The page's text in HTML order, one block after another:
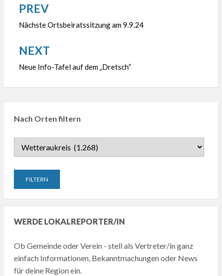
Beitragsnavigation
PREV
Nächste Ortsbeiratssitzung am 9.9.24
NEXT
Neue Info-Tafel auf dem „Dretsch“
Nach Orten filtern
WERDE LOKALREPORTER/IN
Ob Gemeinde oder Verein - stell als Vertreter/in ganz
einfach Informationen, Bekanntmachungen oder News
für deine Region ein.